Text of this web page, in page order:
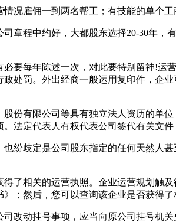
况雇佣一到两名帮工；有技能的单个
章程中约好，大都股东选择20-30年
要每年陈述一次，对此要特别留神!
处罚。外出经商一般运用复印件，企
份有限公司等具有独立法人资历的单
法定代表人有权代表公司签代有关文
纷歧定是公司股东指定的任何天然人
了相关的运营执照。企业运营规划触
；然后，您可以查询该企业是否获得了
改动挂号事项，应当向原公司挂号机